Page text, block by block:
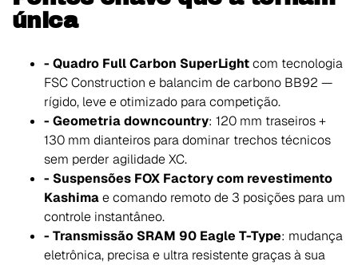
única
- Quadro Full Carbon SuperLightcom tecnologia
FSC Construction e balancim de carbono BB92 —
rígido, leve e otimizado para competição.
- Geometria downcountry: 120 mm traseiros +
130 mm dianteiros para dominar trechos técnicos
sem perder agilidade XC.
- Suspensões FOX Factory com revestimento
Kashimae comando remoto de 3 posições para um
controle instantâneo.
- Transmissão SRAM 90 Eagle T-Type: mudança
eletrônica, precisa e ultra resistente graças à sua